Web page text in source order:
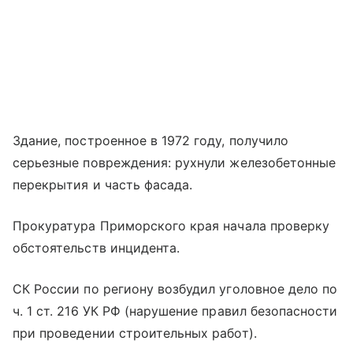
Здание, построенное в 1972 году, получило
серьезные повреждения: рухнули железобетонные
перекрытия и часть фасада.
Прокуратура Приморского края начала проверку
обстоятельств инцидента.
СК России по региону возбудил уголовное дело по
ч. 1 ст. 216 УК РФ (нарушение правил безопасности
при проведении строительных работ).